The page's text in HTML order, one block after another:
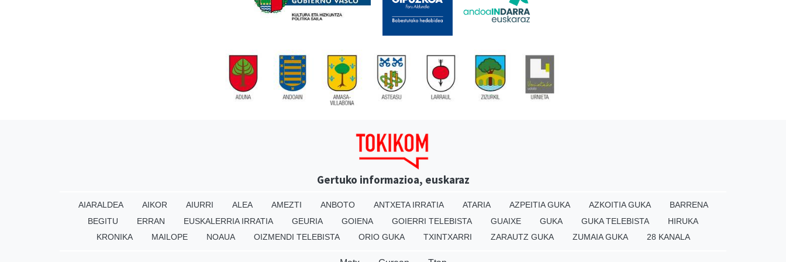
Gertuko informazioa, euskaraz
AIARALDEA AIKOR AIURRI ALEA AMEZTI ANBOTO ANTXETA IRRATIA ATARIA AZPEITIA GUKA AZKOITIA GUKA
BARRENA
BEGITU
ERRAN EUSKALERRIA IRRATIA GEURIA GOIENA GOIERRI TELEBISTA GUAIXE GUKA GUKA TELEBISTA
HIRUKA
KRONIKA
MAILOPE NOAUA OIZMENDI TELEBISTA ORIO GUKA TXINTXARRI ZARAUTZ GUKA ZUMAIA GUKA 28 KANALA